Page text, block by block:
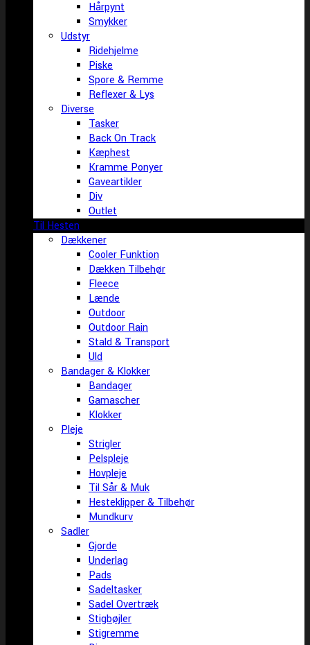
Hårpynt
Smykker
Udstyr
Ridehjelme
Piske
Spore & Remme
Reflexer & Lys
Diverse
Tasker
Back On Track
Kæphest
Kramme Ponyer
Gaveartikler
Div
Outlet
Til Hesten
Dækkener
Cooler Funktion
Dækken Tilbehør
Fleece
Lænde
Outdoor
Outdoor Rain
Stald & Transport
Uld
Bandager & Klokker
Bandager
Gamascher
Klokker
Pleje
Strigler
Pelspleje
Hovpleje
Til Sår & Muk
Hesteklipper & Tilbehør
Mundkurv
Sadler
Gjorde
Underlag
Pads
Sadeltasker
Sadel Overtræk
Stigbøjler
Stigremme